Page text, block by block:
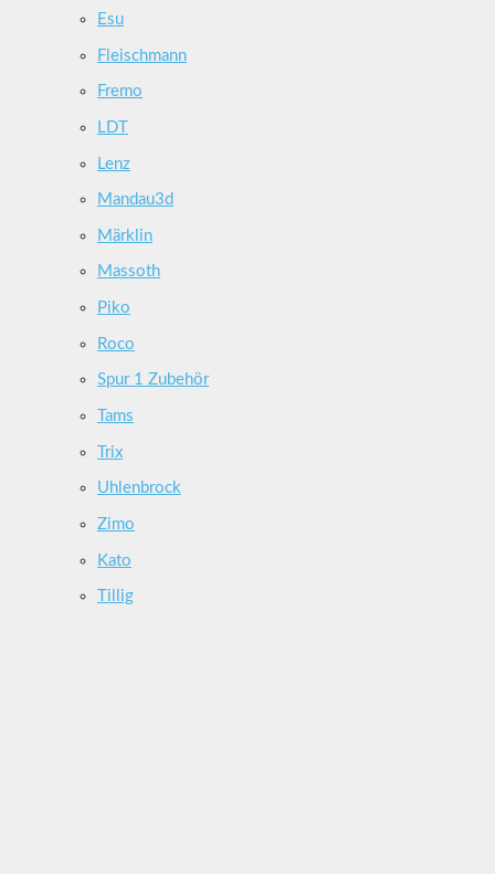
Esu
Fleischmann
Fremo
LDT
Lenz
Mandau3d
Märklin
Massoth
Piko
Roco
Spur 1 Zubehör
Tams
Trix
Uhlenbrock
Zimo
Kato
Tillig